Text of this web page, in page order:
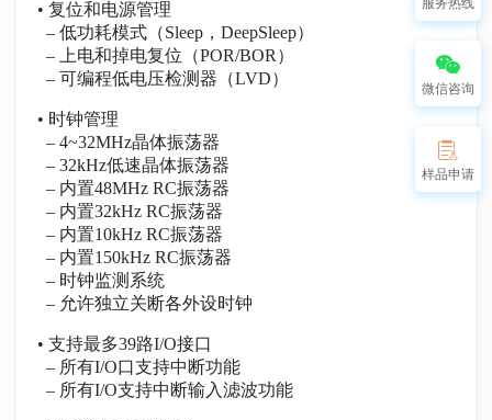
• 复位和电源管理
– 低功耗模式（Sleep，DeepSleep）
– 上电和掉电复位（POR/BOR）
– 可编程低电压检测器（LVD）
• 时钟管理
– 4~32MHz晶体振荡器
– 32kHz低速晶体振荡器
– 内置48MHz RC振荡器
– 内置32kHz RC振荡器
– 内置10kHz RC振荡器
– 内置150kHz RC振荡器
– 时钟监测系统
– 允许独立关断各外设时钟
• 支持最多39路I/O接口
– 所有I/O口支持中断功能
– 所有I/O支持中断输入滤波功能
微信咨询
样品申请